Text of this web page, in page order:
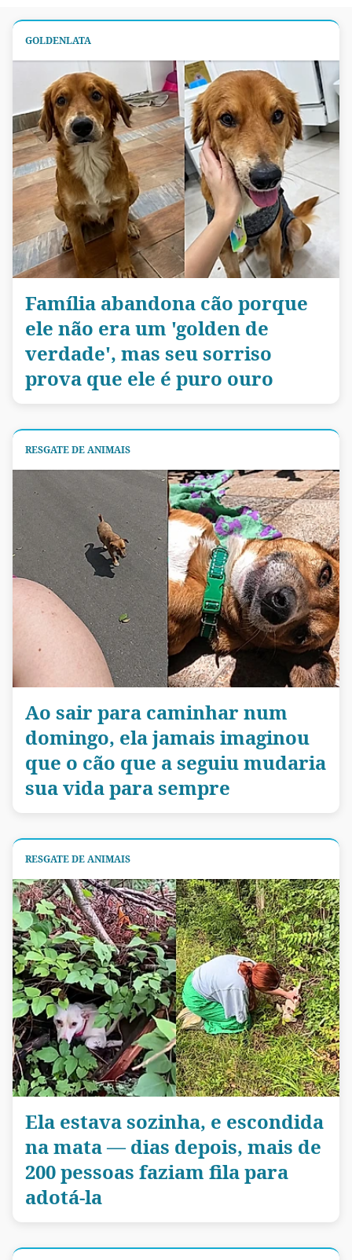
GOLDENLATA
Família abandona cão porque
ele não era um 'golden de
verdade', mas seu sorriso
prova que ele é puro ouro
RESGATE DE ANIMAIS
Ao sair para caminhar num
domingo, ela jamais imaginou
que o cão que a seguiu mudaria
sua vida para sempre
RESGATE DE ANIMAIS
Ela estava sozinha, e escondida
na mata — dias depois, mais de
200 pessoas faziam fila para
adotá-la